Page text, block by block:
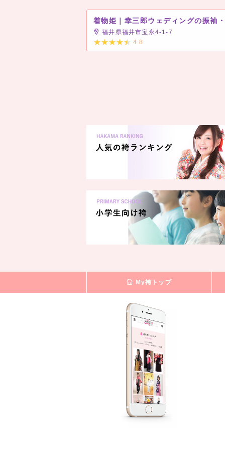
着物姫｜幸三郎ウェディングの振袖
福井県福井市宝永4-1-7
4.8
My袴トップ